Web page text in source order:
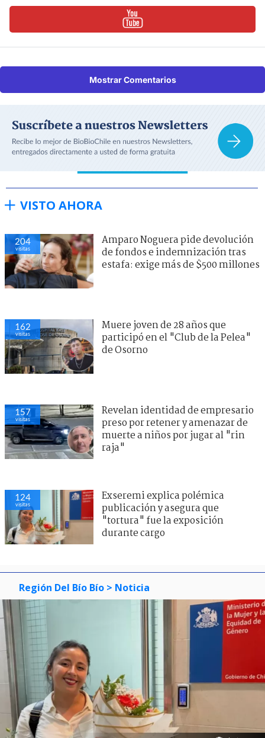
Mostrar Comentarios
VISTO AHORA
204
visitas
Amparo Noguera pide devolución
de fondos e indemnización tras
estafa: exige más de $500 millones
162
visitas
Muere joven de 28 años que
participó en el "Club de la Pelea"
de Osorno
157
visitas
Revelan identidad de empresario
preso por retener y amenazar de
muerte a niños por jugar al "rin
raja"
124
visitas
Exseremi explica polémica
publicación y asegura que
"tortura" fue la exposición
durante cargo
Región Del Bío Bío > Noticia